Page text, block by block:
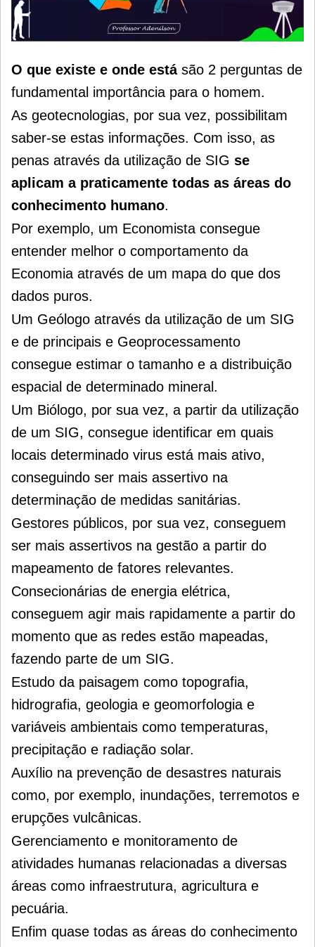
O que existe e onde estásão 2 perguntas de
fundamental importância para o homem.
As geotecnologias, por sua vez, possibilitam
saber-se estas informações. Com isso, as
penas através da utilização de SIG se
aplicam a praticamente todas as áreas do
conhecimento humano.
Por exemplo, um Economista consegue
entender melhor o comportamento da
Economia através de um mapa do que dos
dados puros.
Um Geólogo através da utilização de um SIG
e de principais e Geoprocessamento
consegue estimar o tamanho e a distribuição
espacial de determinado mineral.
Um Biólogo, por sua vez, a partir da utilização
de um SIG, consegue identificar em quais
locais determinado virus está mais ativo,
conseguindo ser mais assertivo na
determinação de medidas sanitárias.
Gestores públicos, por sua vez, conseguem
ser mais assertivos na gestão a partir do
mapeamento de fatores relevantes.
Consecionárias de energia elétrica,
conseguem agir mais rapidamente a partir do
momento que as redes estão mapeadas,
fazendo parte de um SIG.
Estudo da paisagem como topografia,
hidrografia, geologia e geomorfologia e
variáveis ​​ambientais como temperaturas,
precipitação e radiação solar.
Auxílio na prevenção de desastres naturais
como, por exemplo, inundações, terremotos e
erupções vulcânicas.
Gerenciamento e monitoramento de
atividades humanas relacionadas a diversas
áreas como infraestrutura, agricultura e
pecuária.
Enfim quase todas as áreas do conhecimento